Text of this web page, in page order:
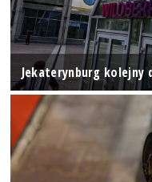
Jekaterynburg kolejny